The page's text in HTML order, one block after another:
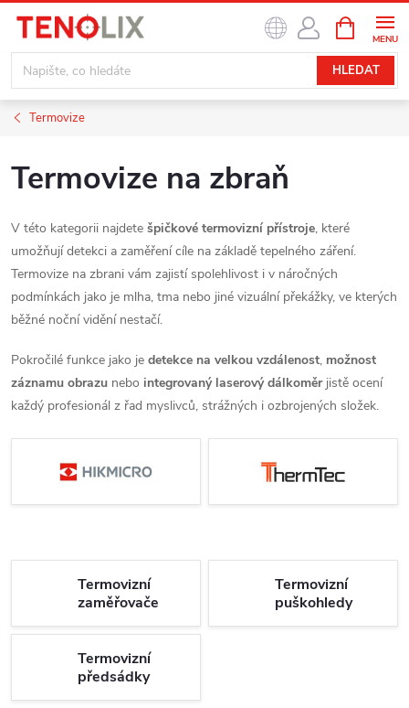
obsah
HLEDAT
NÁKUPNÍ
KOŠÍK
Termovize
Termovize na zbraň
V této kategorii najdete špičkové termovizní přístroje, které
umožňují detekci a zaměření cíle na základě tepelného záření.
Termovize na zbrani vám zajistí spolehlivost i v náročných
podmínkách jako je mlha, tma nebo jiné vizuální překážky, ve kterých
běžné noční vidění nestačí.
Pokročilé funkce jako je detekce na velkou vzdálenost, možnost
záznamu obrazu nebo integrovaný laserový dálkoměrjistě ocení
každý profesionál z řad myslivců, strážných i ozbrojených složek.
Termovizní
zaměřovače
Termovizní
puškohledy
Termovizní
předsádky